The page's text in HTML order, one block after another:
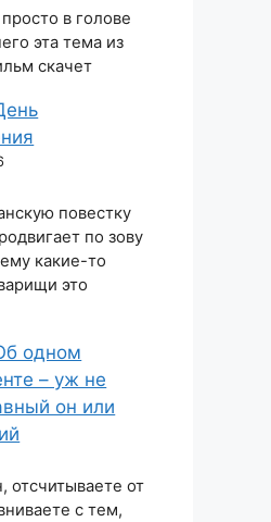
в голове
эта тема из
скачет
повестку
по зову
какие-то
это
одном
– уж не
он или
отсчитываете от
с тем,